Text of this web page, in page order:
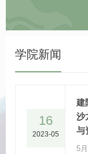
学院新闻
16
2023-05
建
沙
与
5